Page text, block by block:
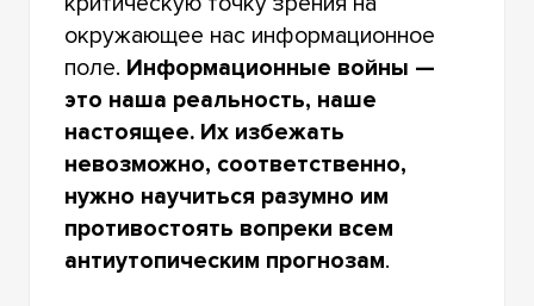
окружающее нас информационное
поле. Информационные войны —
это наша реальность, наше
настоящее. Их избежать
невозможно, соответственно,
нужно научиться разумно им
противостоять вопреки всем
антиутопическим прогнозам.